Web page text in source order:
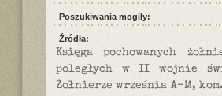
Poszukiwania mogiły:
Źródła:
Księga pochowanych
poległych w II wojnie
Żołnierze września A-M,